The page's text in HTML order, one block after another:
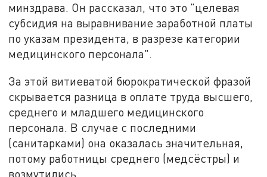
минздрава. Он рассказал, что это "целевая
субсидия на выравнивание заработной платы
по указам президента, в разрезе категории
медицинского персонала".
За этой витиеватой бюрократической фразой
скрывается разница в оплате труда высшего,
среднего и младшего медицинского
персонала. В случае с последними
(санитарками) она оказалась значительная,
потому работницы среднего (медсёстры) и
возмутились.